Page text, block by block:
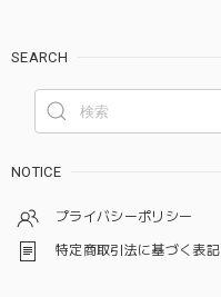
SEARCH
NOTICE
プライバシーポリシー
特定商取引法に基づく表記